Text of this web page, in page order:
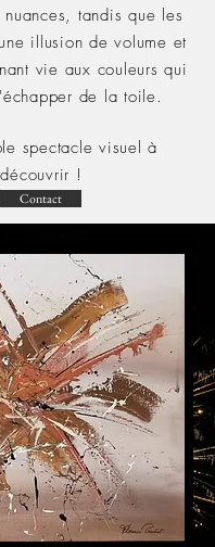
tandis que les
illusion de volume et
vie aux couleurs qui
de la toile.
spectacle visuel à
découvrir !
Contact